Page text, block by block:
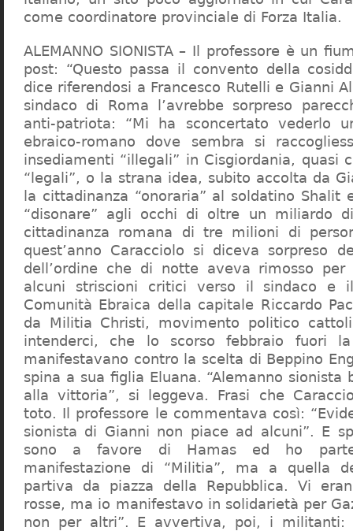
come coordinatore provinciale di Forza Italia.
ALEMANNO SIONISTA – Il professore è un
post: “Questo passa il convento della
dice riferendosi a Francesco Rutelli e Gianni
sindaco di Roma l’avrebbe sorpreso
anti-patriota: “Mi ha sconcertato vederlo
ebraico-romano dove sembra si
insediamenti “illegali” in Cisgiordania, quasi
“legali”, o la strana idea, subito accolta da
la cittadinanza “onoraria” al soldatino Shalit
“disonare” agli occhi di oltre un miliardo
cittadinanza romana di tre milioni di
quest’anno Caracciolo si diceva sorpreso
dell’ordine che di notte aveva rimosso
alcuni striscioni critici verso il sindaco e
Comunità Ebraica della capitale Riccardo
da Militia Christi, movimento politico
intenderci, che lo scorso febbraio fuori
manifestavano contro la scelta di Beppino
spina a sua figlia Eluana. “Alemanno sionista
alla vittoria”, si leggeva. Frasi che
toto. Il professore le commentava così:
sionista di Gianni non piace ad alcuni”. E
sono a favore di Hamas ed ho
manifestazione di “Militia”, ma a quella
partiva da piazza della Repubblica. Vi
rosse, ma io manifestavo in solidarietà per
non per altri”. E avvertiva, poi, i militanti: